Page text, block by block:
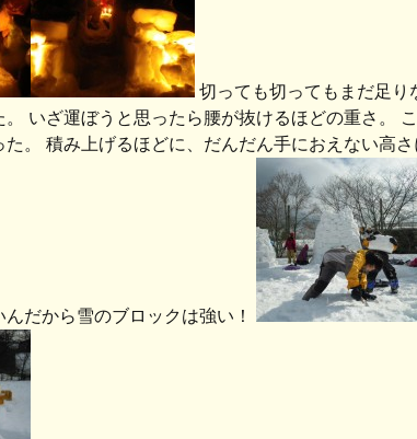
切っても切ってもまだ足り
。 いざ運ぼうと思ったら腰が抜けるほどの重さ。
た。 積み上げるほどに、だんだん手におえない高
だから雪のブロックは強い！